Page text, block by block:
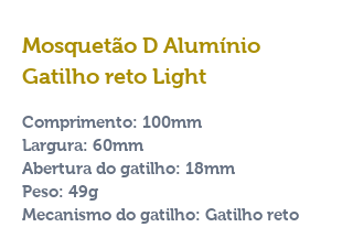
Mosquetão D Alumínio
Gatilho reto Light
Comprimento: 100mm
Largura: 60mm
Abertura do gatilho: 18mm
Peso: 49g
Mecanismo do gatilho: Gatilho reto